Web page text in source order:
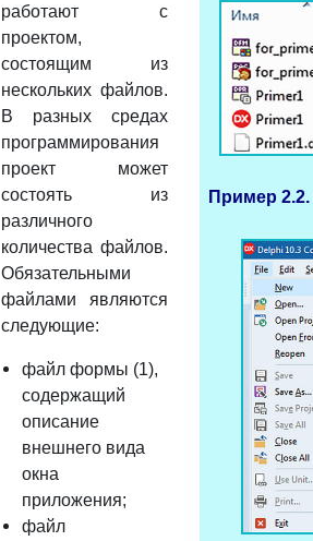
работают с
проектом,
состоящим из
нескольких файлов.
В разных средах
программирования
проект может
состоять из
различного
количества файлов.
Обязательными
файлами являются
следующие:
файл формы (1),
содержащий
описание
внешнего вида
окна
приложения;
файл
Пример 2.2.